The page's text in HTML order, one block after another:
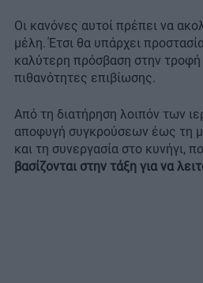
Οι κανόνες αυτοί πρέπει να
μέλη. Έτσι θα υπάρχει
καλύτερη πρόσβαση στην τροφή
πιθανότητες επιβίωσης.
Από τη διατήρηση λοιπόν των
αποφυγή συγκρούσεων έως τη
και τη συνεργασία στο κυνήγι,
βασίζονται στην τάξη για να